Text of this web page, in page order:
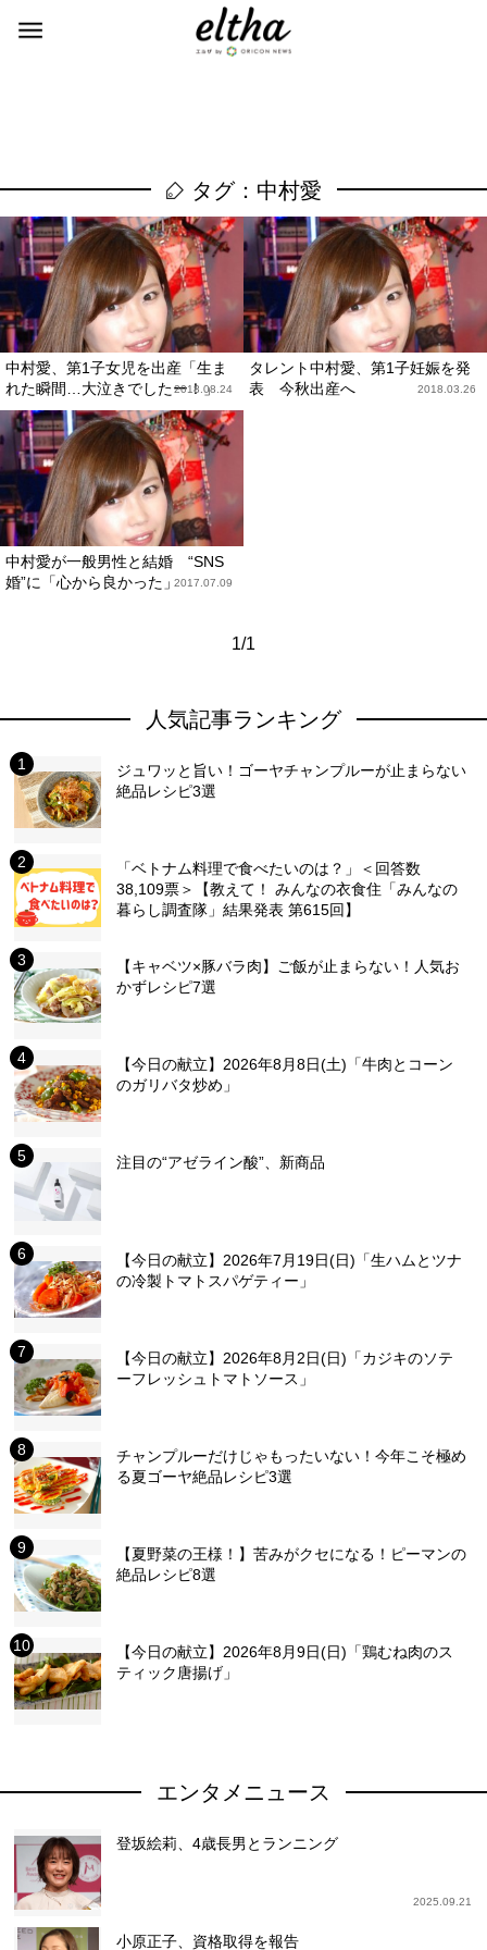
タグ：中村愛
中村愛、第1子女児を出産「生ま
れた瞬間…大泣きでしたー！」
2018.08.24
タレント中村愛、第1子妊娠を発
表 今秋出産へ
2018.03.26
中村愛が一般男性と結婚 “SNS
婚”に「心から良かった」2017.07.09
1/1
人気記事ランキング
ジュワッと旨い！ゴーヤチャンプルーが止まらない
絶品レシピ3選
「ベトナム料理で食べたいのは？」＜回答数
38,109票＞【教えて！ みんなの衣食住「みんなの
暮らし調査隊」結果発表 第615回】
【キャベツ×豚バラ肉】ご飯が止まらない！人気お
かずレシピ7選
【今日の献立】2026年8月8日(土)「牛肉とコーン
のガリバタ炒め」
注目の“アゼライン酸”、新商品
【今日の献立】2026年7月19日(日)「生ハムとツナ
の冷製トマトスパゲティー」
【今日の献立】2026年8月2日(日)「カジキのソテ
ーフレッシュトマトソース」
チャンプルーだけじゃもったいない！今年こそ極め
る夏ゴーヤ絶品レシピ3選
【夏野菜の王様！】苦みがクセになる！ピーマンの
絶品レシピ8選
【今日の献立】2026年8月9日(日)「鶏むね肉のス
ティック唐揚げ」
エンタメニュース
登坂絵莉、4歳長男とランニング
2025.09.21
小原正子、資格取得を報告